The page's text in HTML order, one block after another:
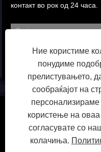
контакт во рок од 24 часа.
Авторски права ©
Technology Co.,
Ние користиме
понудиме
прелистувањето,
сообраќајот на
користење на
согласувате со
колачиња.